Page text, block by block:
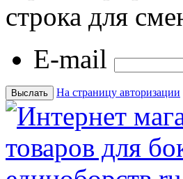
строка для
E-mail
На страницу авторизации